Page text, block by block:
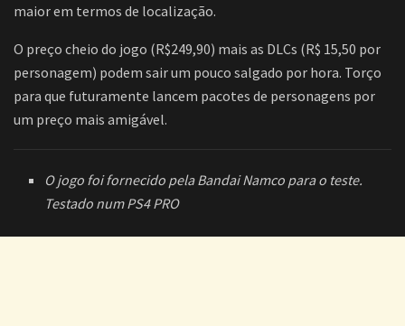
maior em termos de localização.
O preço cheio do jogo (R$249,90) mais as DLCs (R$ 15,50 por
personagem) podem sair um pouco salgado por hora. Torço
para que futuramente lancem pacotes de personagens por
um preço mais amigável.
O jogo foi fornecido pela Bandai Namco para o teste.
Testado num PS4 PRO